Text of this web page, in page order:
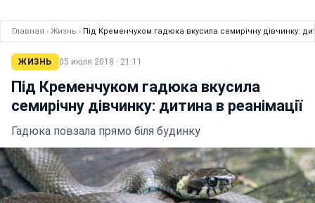
Главная › Жизнь › Під Кременчуком гадюка вкусила семирічну дівчинку:
ЖИЗНЬ 05 июля 2018 · 21:11
Під Кременчуком гадюка вкусила
семирічну дівчинку: дитина в реанімації
Гадюка повзала прямо біля будинку